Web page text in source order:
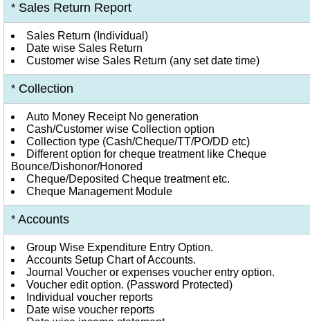
* Sales Return Report
Sales Return (Individual)
Date wise Sales Return
Customer wise Sales Return (any set date time)
* Collection
Auto Money Receipt No generation
Cash/Customer wise Collection option
Collection type (Cash/Cheque/TT/PO/DD etc)
Different option for cheque treatment like Cheque
Bounce/Dishonor/Honored
Cheque/Deposited Cheque treatment etc.
Cheque Management Module
* Accounts
Group Wise Expenditure Entry Option.
Accounts Setup Chart of Accounts.
Journal Voucher or expenses voucher entry option.
Voucher edit option. (Password Protected)
Individual voucher reports
Date wise voucher reports